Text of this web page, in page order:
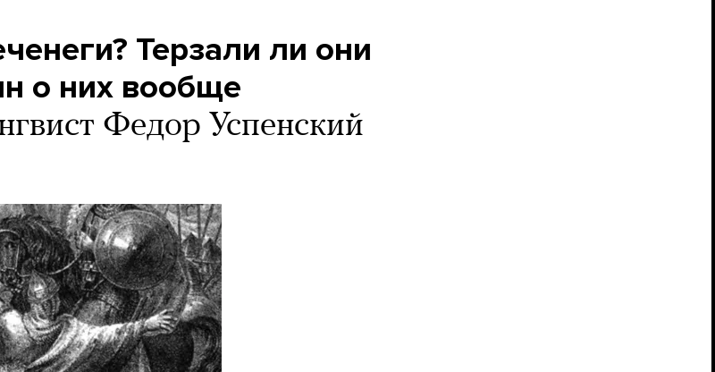
Терзали ли они
о них вообще
Федор Успенский